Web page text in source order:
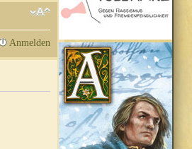
Anmelden